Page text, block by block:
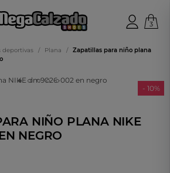
online
3
deportivas / Plana /
Zapatillas para niño plana
- 10%
NIÑO PLANA NIKE
NEGRO